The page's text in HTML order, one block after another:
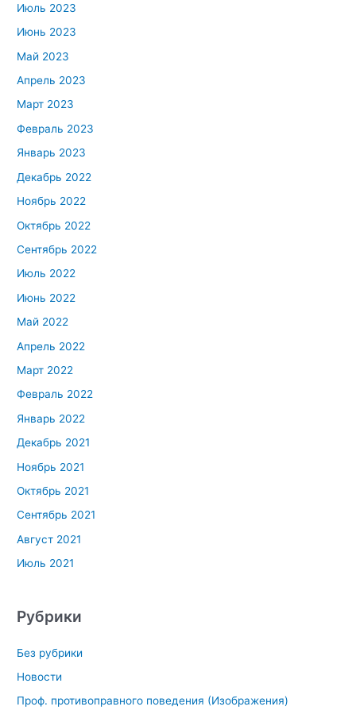
Июль 2023
Июнь 2023
Май 2023
Апрель 2023
Март 2023
Февраль 2023
Январь 2023
Декабрь 2022
Ноябрь 2022
Октябрь 2022
Сентябрь 2022
Июль 2022
Июнь 2022
Май 2022
Апрель 2022
Март 2022
Февраль 2022
Январь 2022
Декабрь 2021
Ноябрь 2021
Октябрь 2021
Сентябрь 2021
Август 2021
Июль 2021
Рубрики
Без рубрики
Новости
Проф. противоправного поведения (Изображения)